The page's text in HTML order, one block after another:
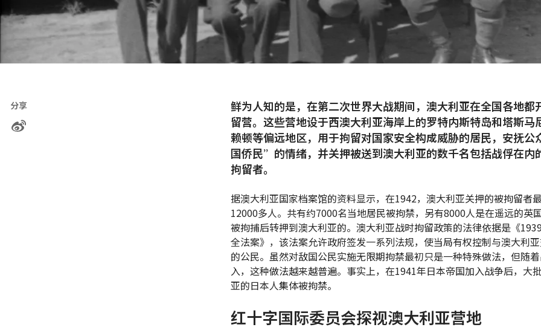
分享
鲜为人知的是，在第二次世界大战期间，澳大利亚在全国各地都
留营。这些营地设于西澳大利亚海岸上的罗特内斯特岛和塔斯马
赖顿等偏远地区，用于拘留对国家安全构成威胁的居民，安抚
国侨民”的情绪，并关押被送到澳大利亚的数千名包括战俘在内
拘留者。
据澳大利亚国家档案馆的资料显示，在1942，澳大利亚关押的被拘留者
12000多人。共有约7000名当地居民被拘禁，另有8000人是在遥远的英
被拘捕后转押到澳大利亚的。澳大利亚战时拘留政策的法律依据是《
全法案》，该法案允许政府签发一系列法规，使当局有权控制与澳大利
的公民。虽然对敌国公民实施无限期拘禁最初只是一种特殊做法，但随
入，这种做法越来越普遍。事实上，在1941年日本帝国加入战争后，大
亚的日本人集体被拘禁。
红十字国际委员会探视澳大利亚营地